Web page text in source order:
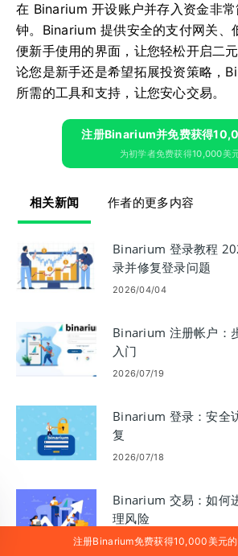
在 Binarium 开设账户并存入资金非
钟。Binarium 提供安全的支付网关、
便新手使用的界面，让您轻松开启二
论您是新手还是希望拓展投资策略，
所需的工具和支持，让您安心交易。
注册Binarium并免费获得
为初学者免费获得10,000美
相关新闻 作者的更多内容
Binarium 登录教程
录并修复登录问题
2026/04/04
Binarium 注册帐户：
入门
2026/07/19
Binarium 登录：安全
复
2026/07/18
Binarium 交易：如何
理风险
2026/07/19
注册Binarium免费获得10,000美元